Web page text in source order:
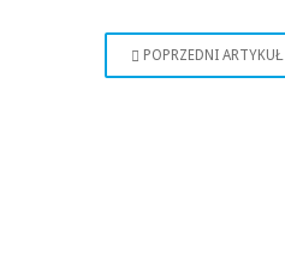
POPRZEDNI ARTYKUŁ